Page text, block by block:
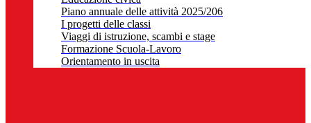
Piano annuale delle attività 2025/206
I progetti delle classi
Viaggi di istruzione, scambi e stage
Formazione Scuola-Lavoro
Orientamento in uscita